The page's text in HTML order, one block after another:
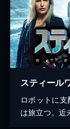
スティール
ロボットに
は旅立つ。近